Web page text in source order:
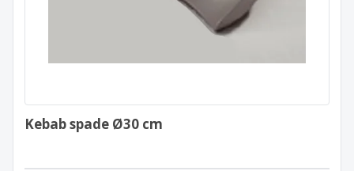
Kebab spade Ø30 cm